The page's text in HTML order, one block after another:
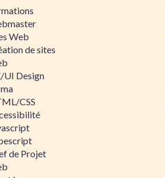
Web
de sites
UI Design
CSS
de Projet